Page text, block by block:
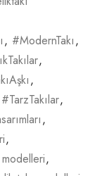
, #ModernTakı,
,
,
#TarzTakılar,
,
,
,